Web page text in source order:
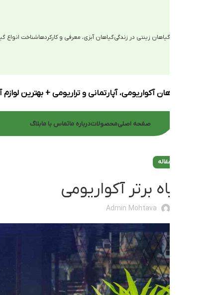
زینتی در زندگیگیاهان آبزی، معرفی و کارکردهاشناخت انواع گیاهان آبزی
آکواریومی، آپارتمانی و تراریومی + بهترین لوازم آکواریوم
محصولاتدرباره ماتماس با مابلاگ
برتر آکواریومی
Admin Mohtava